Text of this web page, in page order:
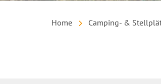
Home Camping- &